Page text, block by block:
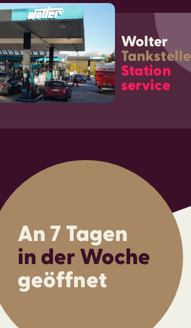
Wolter
Tankstelle
Station
service
An 7 Tagen
in der Woche
geöffnet